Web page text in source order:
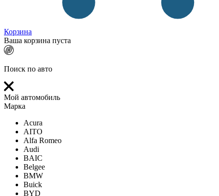
Корзина
Ваша корзина пуста
Поиск по авто
Мой автомобиль
Марка
Acura
AITO
Alfa Romeo
Audi
BAIC
Belgee
BMW
Buick
BYD